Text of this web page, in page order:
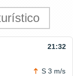
21:32
S 3 m/s